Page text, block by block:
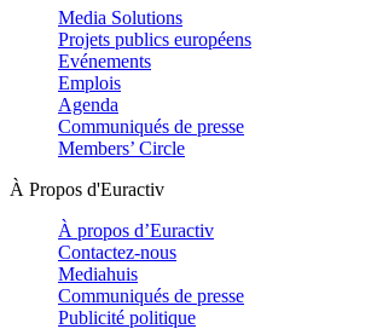
Media Solutions
Projets publics européens
Evénements
Emplois
Agenda
Communiqués de presse
Members’ Circle
À Propos d'Euractiv
À propos d’Euractiv
Contactez-nous
Mediahuis
Communiqués de presse
Publicité politique